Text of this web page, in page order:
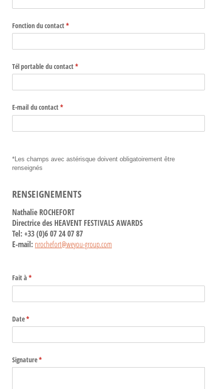
Fonction du contact*
(requis)
Tél portable du contact*
(requis)
E-mail du contact*
(requis)
*Les champs avec astérisque doivent obligatoirement être
renseignés
RENSEIGNEMENTS
Nathalie ROCHEFORT
Directrice des HEAVENT FESTIVALS AWARDS
Tel: +33 (0)6 07 24 07 87
E-mail: nrochefort@weyou-group.com
Fait à *
(requis)
Date*
(requis)
Signature*
(requis)